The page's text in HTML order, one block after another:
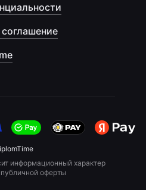
информационный характер
оферты